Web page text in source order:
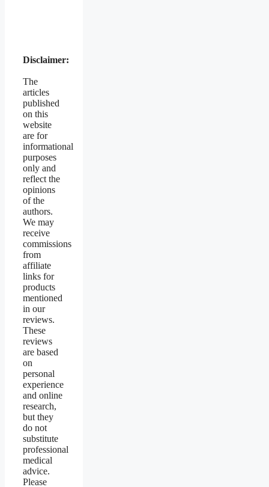
Disclaimer:
The
articles
published
on this
website
are for
informational
purposes
only and
reflect the
opinions
of the
authors.
We may
receive
commissions
from
affiliate
links for
products
mentioned
in our
reviews.
These
reviews
are based
on
personal
experience
and online
research,
but they
do not
substitute
professional
medical
advice.
Please